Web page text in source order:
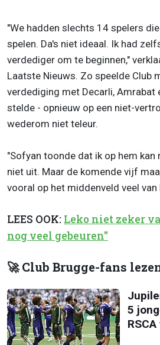
"We hadden slechts 14 spelers
spelen. Da's niet ideaal. Ik had
verdediger om te beginnen,"
Laatste Nieuws. Zo speelde Club
verdediging met Decarli, Amrabat
stelde - opnieuw op een niet-
wederom niet teleur.
"Sofyan toonde dat ik op hem kan
niet uit. Maar de komende vijf
vooral op het middenveld veel van
LEES OOK: Leko niet zeker
nog veel gebeuren"
🚀 Club Brugge-fans
5